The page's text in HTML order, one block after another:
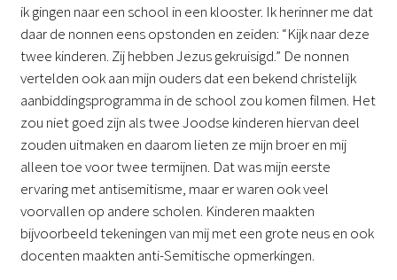
ik gingen naar een school in een klooster. Ik herinner me dat
daar de nonnen eens opstonden en zeiden: “Kijk naar deze
twee kinderen. Zij hebben Jezus gekruisigd.” De nonnen
vertelden ook aan mijn ouders dat een bekend christelijk
aanbiddingsprogramma in de school zou komen filmen. Het
zou niet goed zijn als twee Joodse kinderen hiervan deel
zouden uitmaken en daarom lieten ze mijn broer en mij
alleen toe voor twee termijnen. Dat was mijn eerste
ervaring met antisemitisme, maar er waren ook veel
voorvallen op andere scholen. Kinderen maakten
bijvoorbeeld tekeningen van mij met een grote neus en ook
docenten maakten anti-Semitische opmerkingen.